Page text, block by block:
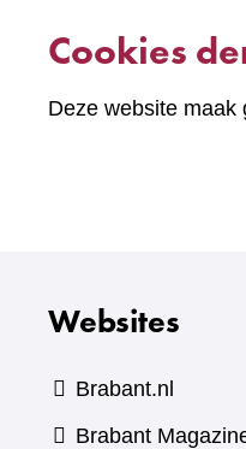
Cookies
Deze website maak
Websites
Brabant.nl
Brabant